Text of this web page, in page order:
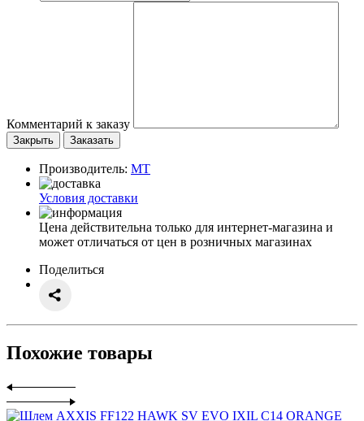
Комментарий к заказу
Закрыть Заказать
Производитель: MT
Условия доставки
Цена действительна только для интернет-магазина и
может отличаться от цен в розничных магазинах
Поделиться
Похожие товары